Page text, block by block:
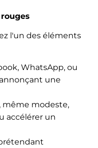
l'un des éléments
WhatsApp, ou
une
même modeste,
accélérer un